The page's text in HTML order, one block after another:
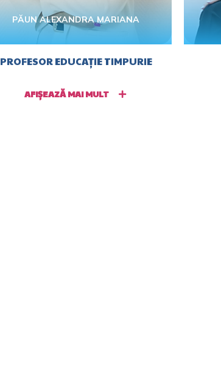
PĂUN ALEXANDRA MARIANA
PROFESOR EDUCAȚIE TIMPURIE
AFIȘEAZĂ MAI MULT